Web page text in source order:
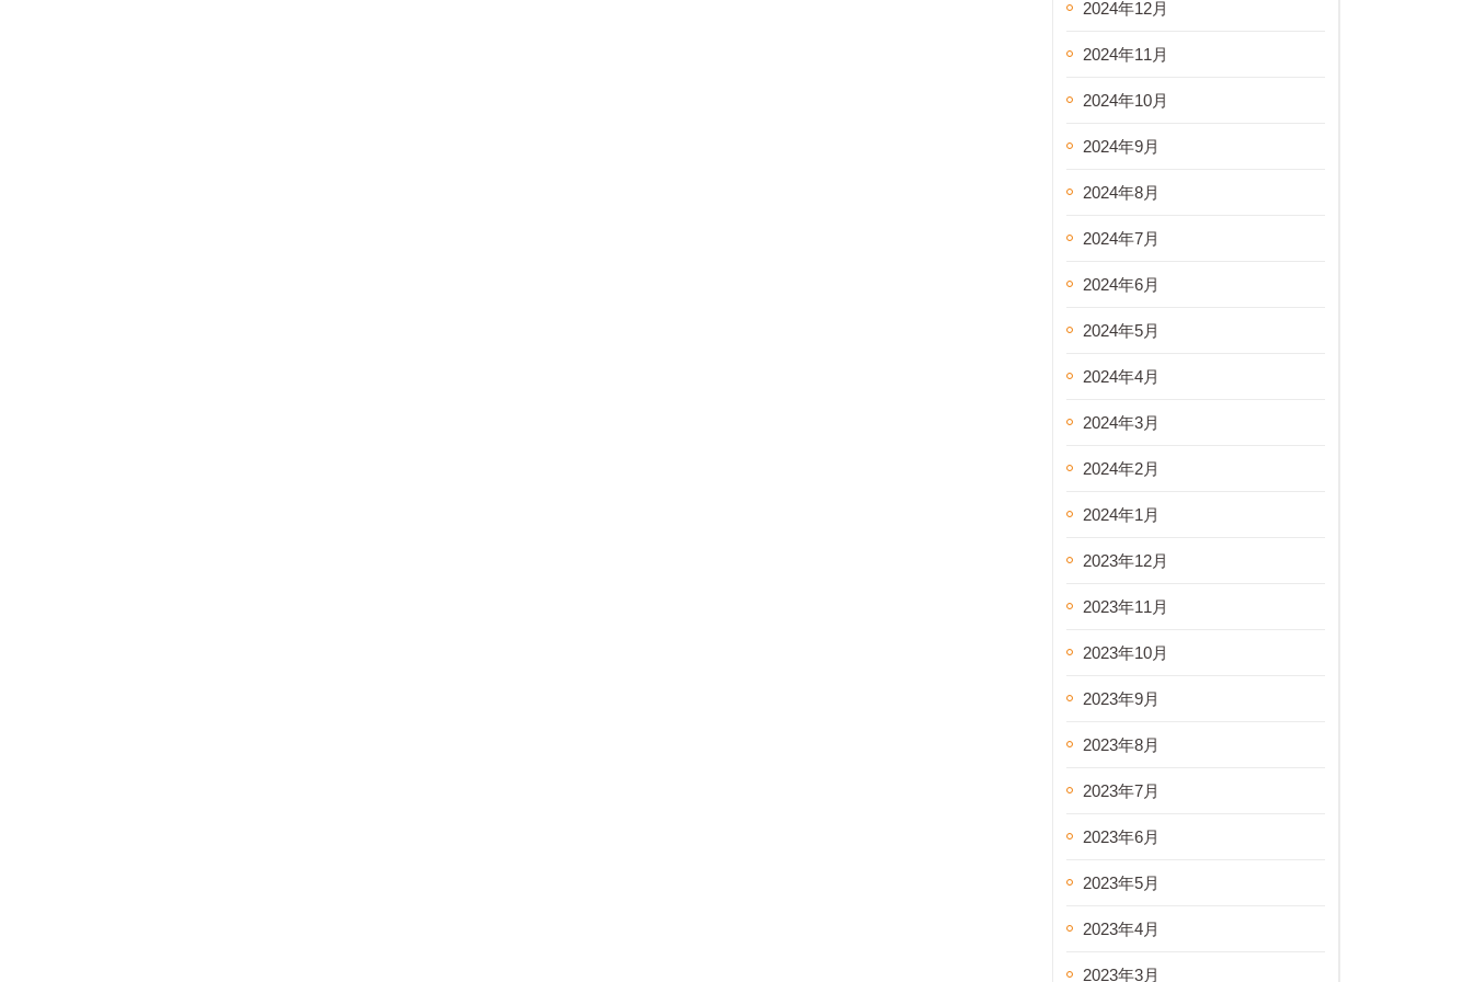
2024年12月
2024年11月
2024年10月
2024年9月
2024年8月
2024年7月
2024年6月
2024年5月
2024年4月
2024年3月
2024年2月
2024年1月
2023年12月
2023年11月
2023年10月
2023年9月
2023年8月
2023年7月
2023年6月
2023年5月
2023年4月
2023年3月